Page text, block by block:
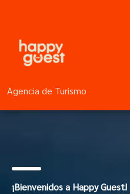
Agencia de Turismo
¡Bienvenidos a Happy Guest!